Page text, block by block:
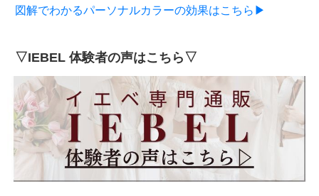
図解でわかるパーソナルカラーの効果はこちら▶
▽IEBEL 体験者の声はこちら▽